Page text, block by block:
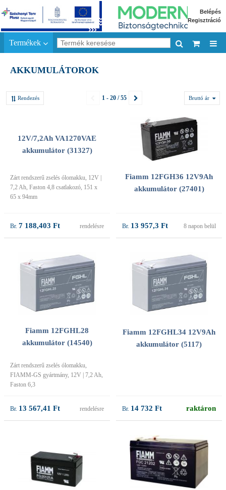
Belépés
Regisztráció
Termékek
AKKUMULÁTOROK
Rendezés 1 - 20 / 55 Bruttó ár
12V/7,2Ah VA1270VAE
akkumulátor (31327)
Zárt rendszerű zselés ólomakku, 12V |
7,2 Ah, Faston 4,8 csatlakozó, 151 x
65 x 94mm
7 188,403 Ft rendelésre
Fiamm 12FGH36 12V9Ah
akkumulátor (27401)
13 957,3 Ft 8 napon belül
Fiamm 12FGHL28
akkumulátor (14540)
Zárt rendszerű zselés ólomakku,
FIAMM-GS gyártmány, 12V | 7,2 Ah,
Faston 6,3
13 567,41 Ft rendelésre
Fiamm 12FGHL34 12V9Ah
akkumulátor (5117)
14 732 Ft raktáron